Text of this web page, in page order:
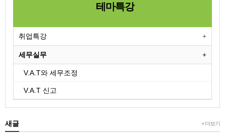
테마특강
취업특강
세무실무
V.A.T와 세무조정
V.A.T 신고
+ 더보기
새글